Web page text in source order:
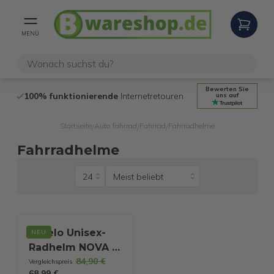
MENÜ
100% funktionierendeInternetretouren 14 Tage
Bewerten Sie
uns auf
Startseite/ Auto fahrrad Fahrrad Fahrradhelme
Fahrradhelme
NEU
Mivelo Unisex-
Radhelm NOVA -
Mit Licht - NTA-
Vergleichspreis 84,90 €